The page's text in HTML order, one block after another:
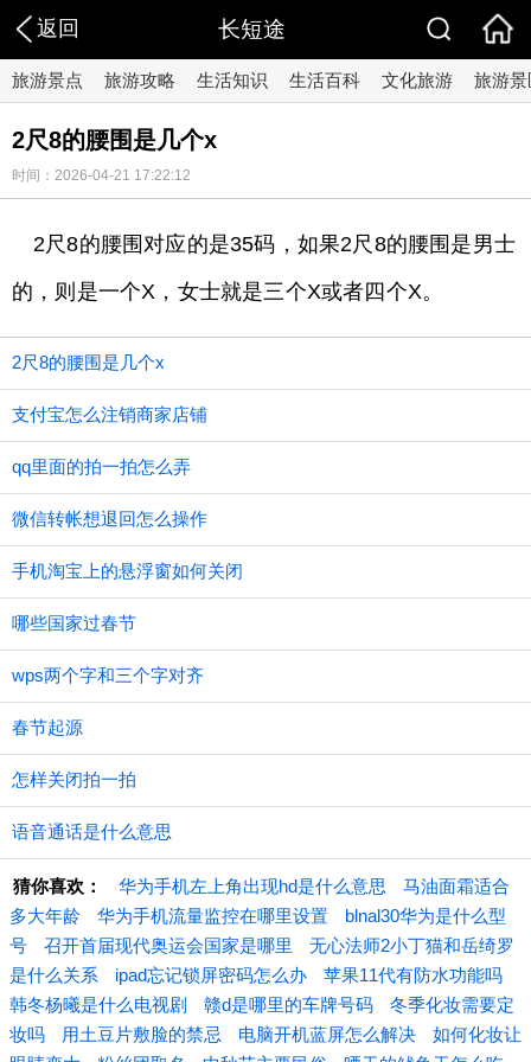
返回 长短途
旅游景点 旅游攻略 生活知识 生活百科 文化旅游 旅游景
2尺8的腰围是几个x
时间：2026-04-21 17:22:12
2尺8的腰围对应的是35码，如果2尺8的腰围是男士
的，则是一个X，女士就是三个X或者四个X。
2尺8的腰围是几个x
支付宝怎么注销商家店铺
qq里面的拍一拍怎么弄
微信转帐想退回怎么操作
手机淘宝上的悬浮窗如何关闭
哪些国家过春节
wps两个字和三个字对齐
春节起源
怎样关闭拍一拍
语音通话是什么意思
猜你喜欢： 华为手机左上角出现hd是什么意思
马油面霜适合
多大年龄
华为手机流量监控在哪里设置
blnal30华为是什么型
号
召开首届现代奥运会国家是哪里
无心法师2小丁猫和岳绮罗
是什么关系
ipad忘记锁屏密码怎么办
苹果11代有防水功能吗
韩冬杨曦是什么电视剧
赣d是哪里的车牌号码
冬季化妆需要定
妆吗
用土豆片敷脸的禁忌 电脑开机蓝屏怎么解决
如何化妆让